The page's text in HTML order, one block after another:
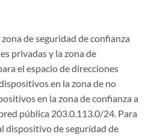
de seguridad de confianza
privadas y la zona de
el espacio de direcciones
en la zona de no
en la zona de confianza a
pública 203.0.113.0/24. Para
dispositivo de seguridad de